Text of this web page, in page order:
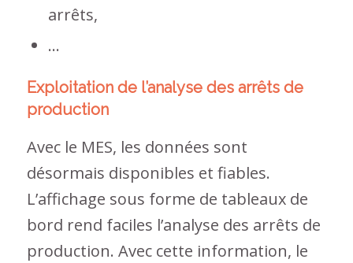
arrêts,
…
Exploitation de l’analyse des arrêts de
production
Avec le MES, les données sont
désormais disponibles et fiables.
L’affichage sous forme de tableaux de
bord rend faciles l’analyse des arrêts de
production. Avec cette information, le